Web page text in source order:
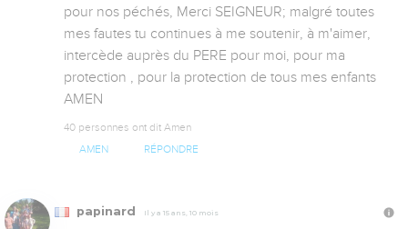
pour nos péchés, Merci SEIGNEUR; malgré toutes
mes fautes tu continues à me soutenir, à m'aimer,
intercède auprès du PERE pour moi, pour ma
protection , pour la protection de tous mes enfants
AMEN
40 personnes ont dit Amen
AMEN RÉPONDRE
papinard Il y a 15 ans, 10 mois